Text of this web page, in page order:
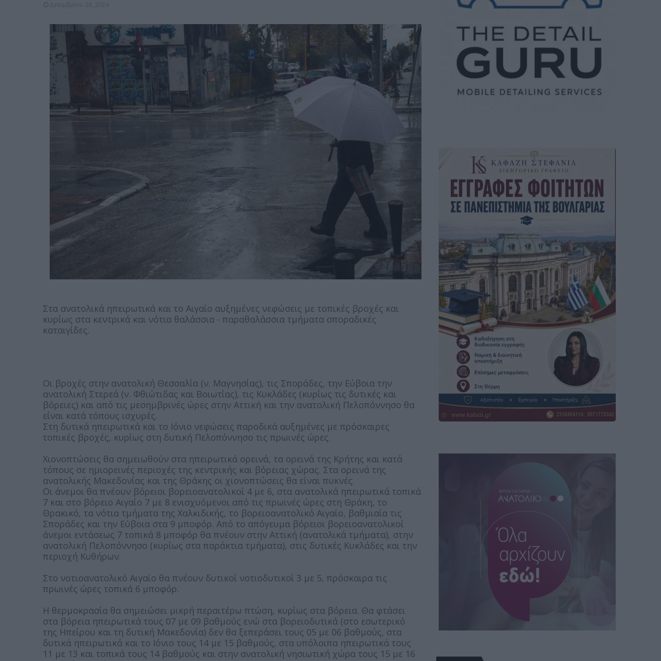
Στα ανατολικά ηπειρωτικά και το Αιγαίο αυξημένες νεφώσεις με τοπικές βροχές και
κυρίως στα κεντρικά και νότια θαλάσσια - παραθαλάσσια τμήματα σποραδικές
καταιγίδες.
Οι βροχές στην ανατολική Θεσσαλία (ν. Μαγνησίας), τις Σποράδες, την Εύβοια την
ανατολική Στερεά (ν. Φθιώτιδας και Βοιωτίας), τις Κυκλάδες (κυρίως τις δυτικές και
βόρειες) και από τις μεσημβρινές ώρες στην Αττική και την ανατολική Πελοπόννησο θα
είναι κατά τόπους ισχυρές.
Στη δυτικά ηπειρωτικά και το Ιόνιο νεφώσεις παροδικά αυξημένες με πρόσκαιρες
τοπικές βροχές, κυρίως στη δυτική Πελοπόννησο τις πρωινές ώρες.
Χιονοπτώσεις θα σημειωθούν στα ηπειρωτικά ορεινά, τα ορεινά της Κρήτης και κατά
τόπους σε ημιορεινές περιοχές της κεντρικής και βόρειας χώρας. Στα ορεινά της
ανατολικής Μακεδονίας και της Θράκης οι χιονοπτώσεις θα είναι πυκνές.
Οι άνεμοι θα πνέουν βόρειοι βορειοανατολικοί 4 με 6, στα ανατολικά ηπειρωτικά τοπικά
7 και στο βόρειο Αιγαίο 7 με 8 ενισχυόμενοι από τις πρωινές ώρες στη Θράκη, το
Θρακικό, τα νότια τμήματα της Χαλκιδικής, το βορειοανατολικό Αιγαίο, βαθμιαία τις
Σποράδες και την Εύβοια στα 9 μποφόρ. Από το απόγευμα βόρειοι βορειοανατολικοί
άνεμοι εντάσεως 7 τοπικά 8 μποφόρ θα πνέουν στην Αττική (ανατολικά τμήματα), στην
ανατολική Πελοπόννησο (κυρίως στα παράκτια τμήματα), στις δυτικές Κυκλάδες και την
περιοχή Κυθήρων.
Στο νοτιοανατολικό Αιγαίο θα πνέουν δυτικοί νοτιοδυτικοί 3 με 5, πρόσκαιρα τις
πρωινές ώρες τοπικά 6 μποφόρ.
Η θερμοκρασία θα σημειώσει μικρή περαιτέρω πτώση, κυρίως στα βόρεια. Θα φτάσει
στα βόρεια ηπειρωτικά τους 07 με 09 βαθμούς ενώ στα βορειοδυτικά (στο εσωτερικό
της Ηπείρου και τη δυτική Μακεδονία) δεν θα ξεπεράσει τους 05 με 06 βαθμούς, στα
δυτικά ηπειρωτικά και το Ιόνιο τους 14 με 15 βαθμούς, στα υπόλοιπα ηπειρωτικά τους
11 με 13 και τοπικά τους 14 βαθμούς και στην ανατολική νησιωτική χώρα τους 15 με 16